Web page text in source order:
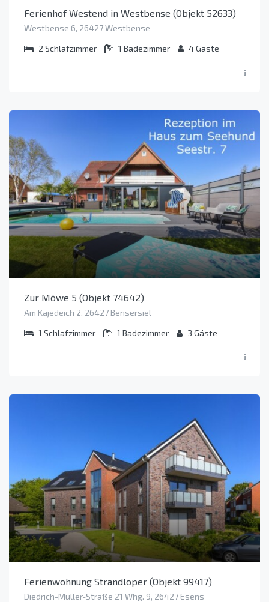
Ferienhof Westend in Westbense (Objekt 52633)
Westbense 6, 26427 Westbense
2 Schlafzimmer 1 Badezimmer 4Gäste
Zur Möwe 5 (Objekt 74642)
Am Kajedeich 2, 26427 Bensersiel
1 Schlafzimmer 1 Badezimmer 3 Gäste
Ferienwohnung Strandloper (Objekt 99417)
Diedrich-Müller-Straße 21 Whg. 9, 26427 Esens